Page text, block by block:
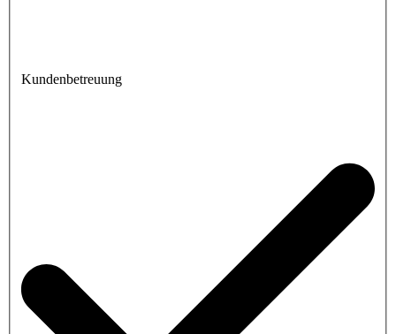
Kundenbetreuung